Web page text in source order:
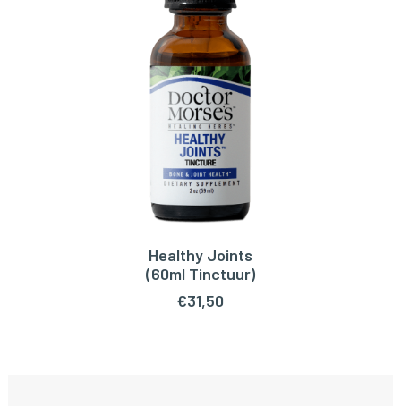
TOEVOEGEN AAN WINKELWAGEN
Healthy Joints
(60ml Tinctuur)
€31,50